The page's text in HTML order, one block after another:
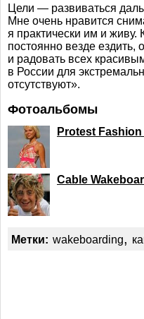
Цели — развиваться
Мне очень нравится
я практически им и живу.
постоянно везде ездить,
и радовать всех
в России для
отсутствуют».
Фотоальбомы
Protest
Cable
Метки: wakeboarding,